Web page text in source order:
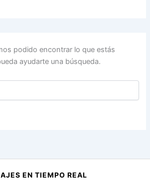
podido encontrar lo que estás
ayudarte una búsqueda.
EN TIEMPO REAL